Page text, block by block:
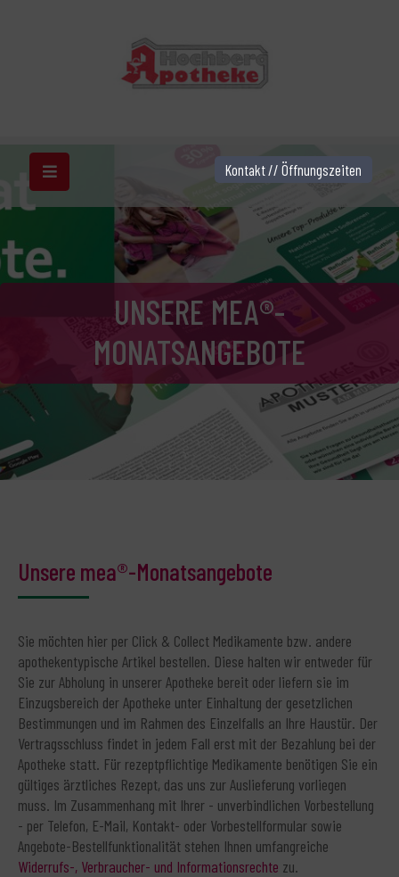
UNSERE MEA®-
MONATSANGEBOTE
Unsere mea®-Monatsangebote
Sie möchten hier per Click & Collect Medikamente bzw. andere
apothekentypische Artikel bestellen. Diese halten wir entweder für
Sie zur Abholung in unserer Apotheke bereit oder liefern sie im
Einzugsbereich der Apotheke unter Einhaltung der gesetzlichen
Bestimmungen und im Rahmen des Einzelfalls an Ihre Haustür. Der
Vertragsschluss findet in jedem Fall erst mit der Bezahlung bei der
Apotheke statt. Für rezeptpflichtige Medikamente benötigen Sie ein
gültiges ärztliches Rezept, das uns zur Auslieferung vorliegen
muss. Im Zusammenhang mit Ihrer - unverbindlichen Vorbestellung
- per Telefon, E-Mail, Kontakt- oder Vorbestellformular sowie
Angebote-Bestellfunktionalität stehen Ihnen umfangreiche
Widerrufs-, Verbraucher- und Informationsrechte zu.
Kontakt // Öffnungszeiten